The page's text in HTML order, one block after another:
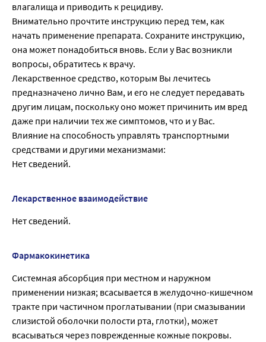
влагалища и приводить к рецидиву.
Внимательно прочтите инструкцию перед тем, как
начать применение препарата. Сохраните инструкцию,
она может понадобиться вновь. Если у Вас возникли
вопросы, обратитесь к врачу.
Лекарственное средство, которым Вы лечитесь
предназначено лично Вам, и его не следует передавать
другим лицам, поскольку оно может причинить им вред
даже при наличии тех же симптомов, что и у Вас.
Влияние на способность управлять транспортными
средствами и другими механизмами:
Нет сведений.
Лекарственное взаимодействие
Нет сведений.
Фармакокинетика
Системная абсорбция при местном и наружном
применении низкая; всасывается в желудочно-кишечном
тракте при частичном проглатывании (при смазывании
слизистой оболочки полости рта, глотки), может
всасываться через поврежденные кожные покровы.